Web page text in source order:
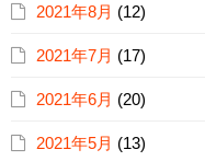
2021年8月 (12)
2021年7月 (17)
2021年6月 (20)
2021年5月 (13)